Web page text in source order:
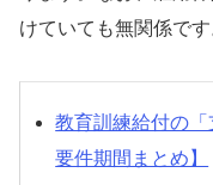
けていても無関係です
教育訓練給付の
要件期間まとめ】